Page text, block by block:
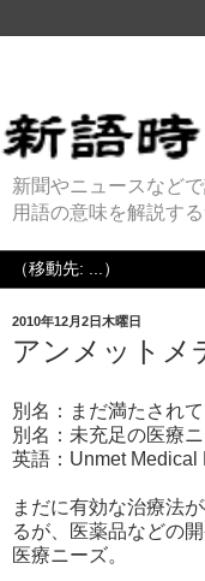
新聞やニュースなど
用語の意味を解説する
2010年12月2日木曜日
アンメットメ
別名：まだ満たされ
別名：未充足の医療
英語：Unmet Medical
まだに有効な治療法
るが、医薬品などの
医療ニーズ。